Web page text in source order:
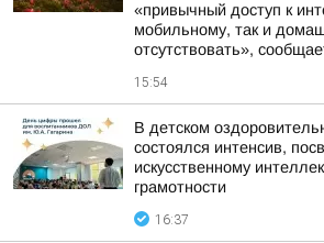
«привычный доступ к
мобильному, так и
отсутствовать»,
15:54
В детском
состоялся интенсив,
искусственному
грамотности
16:37